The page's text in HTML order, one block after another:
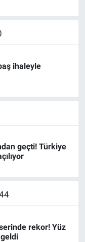
ihaleyle
geçti! Türkiye
rekor! Yüz